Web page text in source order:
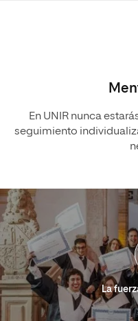
En UNIR nunca
seguimiento
La